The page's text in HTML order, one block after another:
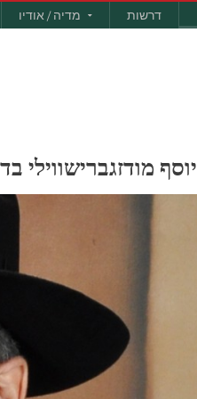
מדיה / אודיו דרשות
ר' יוסף